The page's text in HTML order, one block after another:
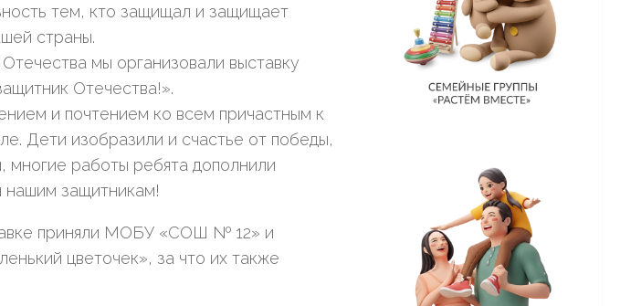
тем, кто защищал и защищает
страны.
мы организовали выставку
Отечества!».
и почтением ко всем причастным к
Дети изобразили и счастье от победы,
многие работы ребята дополнили
защитникам!
приняли МОБУ «СОШ № 12» и
цветочек», за что их также